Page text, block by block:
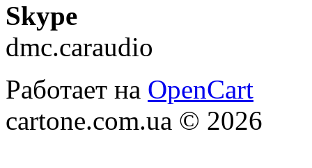
Skype
dmc.caraudio
Работает на OpenCart
cartone.com.ua © 2026